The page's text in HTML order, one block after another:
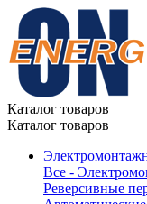
Каталог товаров
Каталог товаров
Все -
Реверсивные